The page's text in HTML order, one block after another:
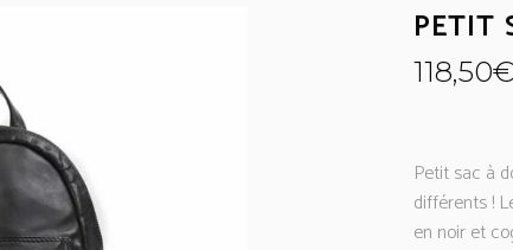
PETIT
118,50€
Petit sac à
différents !
en noir et